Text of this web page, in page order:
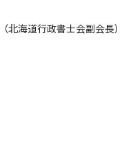
道行政書士会副会長）